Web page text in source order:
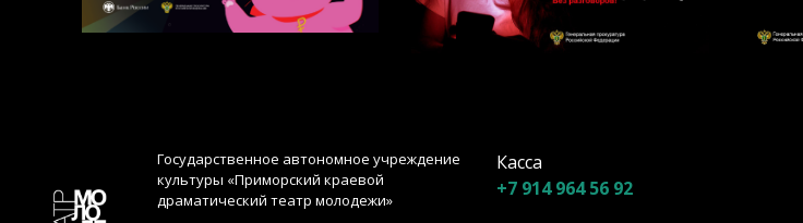
Государственное автономное учреждение
культуры «Приморский краевой
драматический театр молодежи»
Касса
+7 914 964 56 92